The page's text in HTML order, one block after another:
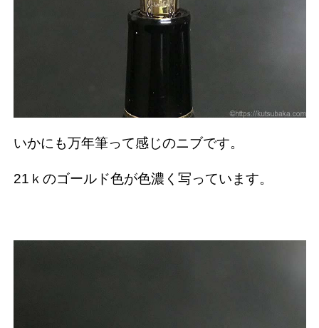
いかにも万年筆って感じのニブです。
21ｋのゴールド色が色濃く写っています。